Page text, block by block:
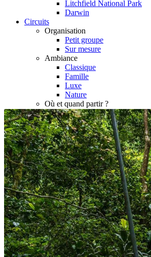
Litchfield National Park
Darwin
Circuits
Organisation
Petit groupe
Sur mesure
Ambiance
Classique
Famille
Luxe
Nature
Où et quand partir ?
Printemps
Eté
Automne
Hiver
Infos pratiques
Préparer son voyage
Hôtels partenaires
Présentation de l’Australie
Avant de départ
Météo et climat en
Notre agence
Notre agence en Australie
Réseau Asian Roads
Garanties et engagements
Avis de nos voyageurs